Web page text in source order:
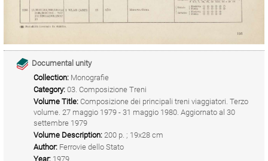
Documental unity
Collection: Monografie
Category: 03. Composizione Treni
Volume Title: Composizione dei principali treni viaggiatori. Terzo
volume. 27 maggio 1979 - 31 maggio 1980. Aggiornato al 30
settembre 1979
Volume Description: 200 p. ; 19x28 cm
Author: Ferrovie dello Stato
Year: 1979